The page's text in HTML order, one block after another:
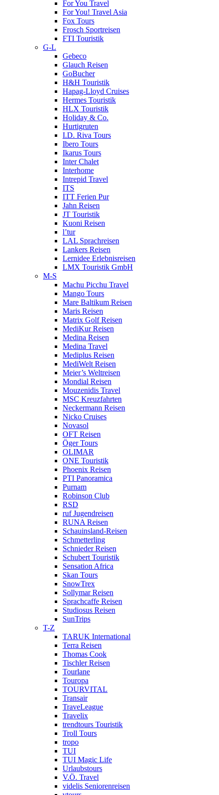
For You Travel
For You! Travel Asia
Fox Tours
Frosch Sportreisen
FTI Touristik
G-L
Gebeco
Glauch Reisen
GoBucher
H&H Touristik
Hapag-Lloyd Cruises
Hermes Touristik
HLX Touristik
Holiday & Co.
Hurtigruten
I.D. Riva Tours
Ibero Tours
Ikarus Tours
Inter Chalet
Interhome
Intrepid Travel
ITS
ITT Ferien Pur
Jahn Reisen
JT Touristik
Kuoni Reisen
l’tur
LAL Sprachreisen
Lankers Reisen
Lernidee Erlebnisreisen
LMX Touristik GmbH
M-S
Machu Picchu Travel
Mango Tours
Mare Baltikum Reisen
Maris Reisen
Matrix Golf Reisen
MediKur Reisen
Medina Reisen
Medina Travel
Mediplus Reisen
MediWelt Reisen
Meier’s Weltreisen
Mondial Reisen
Mouzenidis Travel
MSC Kreuzfahrten
Neckermann Reisen
Nicko Cruises
Novasol
OFT Reisen
Öger Tours
OLIMAR
ONE Touristik
Phoenix Reisen
PTI Panoramica
Purnam
Robinson Club
RSD
ruf Jugendreisen
RUNA Reisen
Schauinsland-Reisen
Schmetterling
Schnieder Reisen
Schubert Touristik
Sensation Africa
Skan Tours
SnowTrex
Sollymar Reisen
Sprachcaffe Reisen
Studiosus Reisen
SunTrips
T-Z
TARUK International
Terra Reisen
Thomas Cook
Tischler Reisen
Tourlane
Touropa
TOURVITAL
Transair
TraveLeague
Travelix
trendtours Touristik
Troll Tours
tropo
TUI
TUI Magic Life
Urlaubstours
V.Ö. Travel
videlis Seniorenreisen